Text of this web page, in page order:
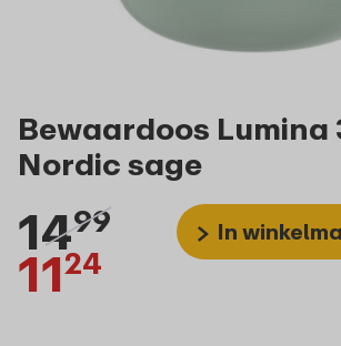
Bewaardoos Lumina
Nordic sage
1499
1124
In